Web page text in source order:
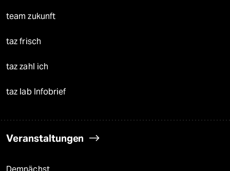
team zukunft
taz frisch
taz zahl ich
taz lab Infobrief
Veranstaltungen